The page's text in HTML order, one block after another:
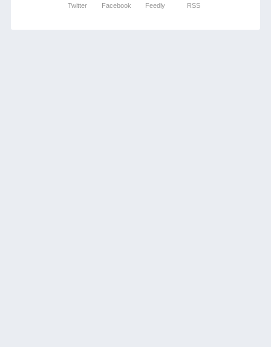
Twitter Facebook Feedly RSS